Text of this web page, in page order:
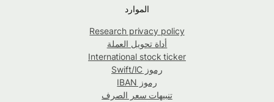
الموارد
Research privacy policy
أداة تحويل العملة
International stock ticker
رموز Swift/IC
رموز IBAN
تنبيهات سعر الصرف